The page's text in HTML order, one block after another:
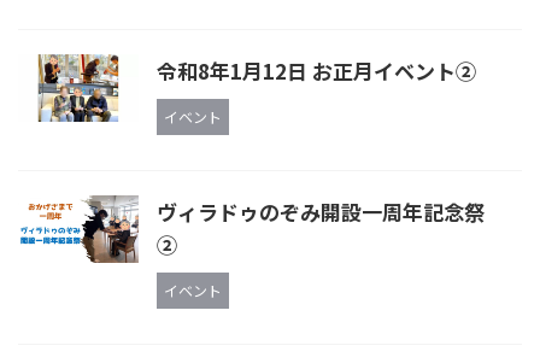
令和8年1月12日 お正月イベント②
イベント
ヴィラドゥのぞみ開設一周年記念祭
②
イベント